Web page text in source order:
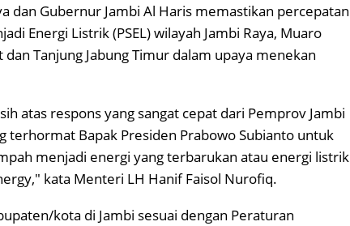
dan Gubernur Jambi Al Haris memastikan percepatan
Energi Listrik (PSEL) wilayah Jambi Raya, Muaro
dan Tanjung Jabung Timur dalam upaya menekan
atas respons yang sangat cepat dari Pemprov Jambi
terhormat Bapak Presiden Prabowo Subianto untuk
menjadi energi yang terbarukan atau energi listrik
kata Menteri LH Hanif Faisol Nurofiq.
kota di Jambi sesuai dengan Peraturan